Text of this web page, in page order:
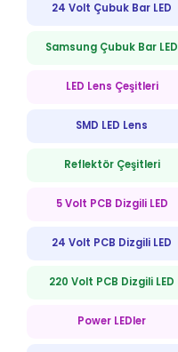
24 Volt Çubuk Bar LED
Samsung Çubuk Bar LED
LED Lens Çeşitleri
SMD LED Lens
Reflektör Çeşitleri
5 Volt PCB Dizgili LED
24 Volt PCB Dizgili LED
220 Volt PCB Dizgili LED
Power LEDler